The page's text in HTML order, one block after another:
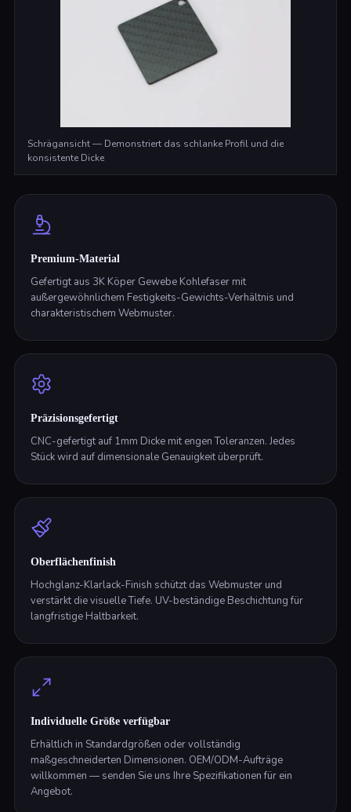
Schrägansicht — Demonstriert das schlanke Profil und die
konsistente Dicke
Premium-Material
Gefertigt aus 3K Köper Gewebe Kohlefaser mit
außergewöhnlichem Festigkeits-Gewichts-Verhältnis und
charakteristischem Webmuster.
Präzisionsgefertigt
CNC-gefertigt auf 1mm Dicke mit engen Toleranzen. Jedes
Stück wird auf dimensionale Genauigkeit überprüft.
Oberflächenfinish
Hochglanz-Klarlack-Finish schützt das Webmuster und
verstärkt die visuelle Tiefe. UV-beständige Beschichtung für
langfristige Haltbarkeit.
Individuelle Größe verfügbar
Erhältlich in Standardgrößen oder vollständig
maßgeschneiderten Dimensionen. OEM/ODM-Aufträge
willkommen — senden Sie uns Ihre Spezifikationen für ein
Angebot.